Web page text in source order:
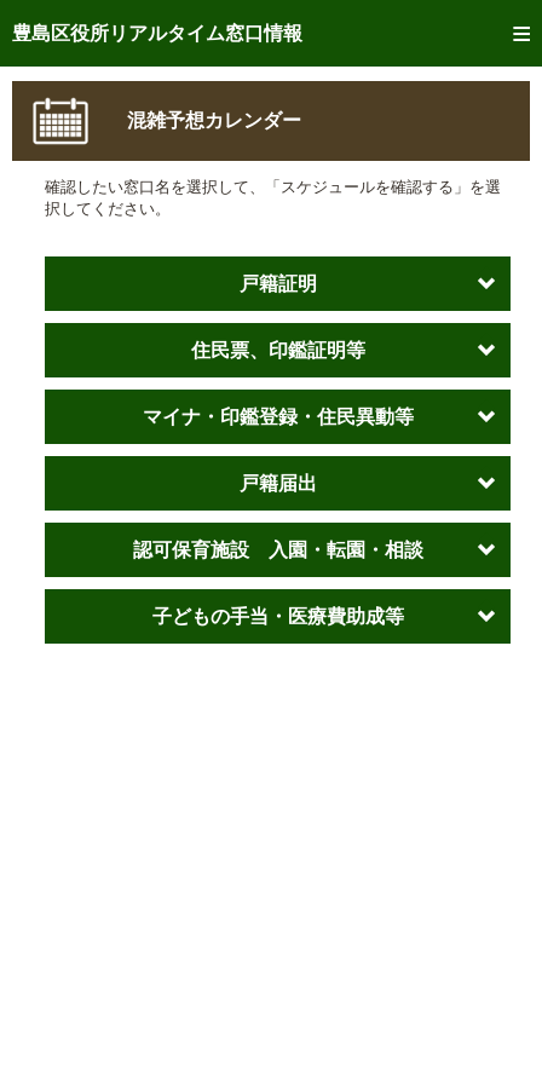
豊島区役所リアルタイム窓口情報
トップページへ
ご利用方法
事前予約
予約状況確認
交付状況確認
混雑予想カレンダー
混雑予想カレンダー
確認したい窓口名を選択して、「スケジュールを確認する」を選
択してください。
戸籍証明
住民票、印鑑証明等
マイナ・印鑑登録・住民異動等
戸籍届出
認可保育施設 入園・転園・相談
子どもの手当・医療費助成等